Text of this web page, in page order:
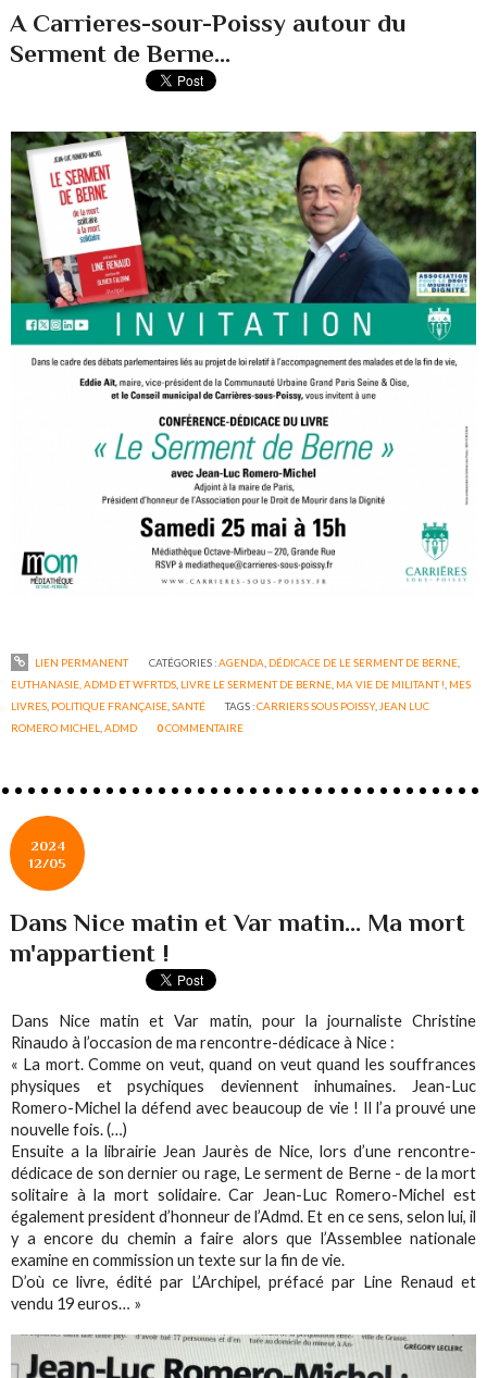
A Carrieres-sour-Poissy autour du
Serment de Berne...
LIEN PERMANENT CATÉGORIES :AGENDA DÉDICACE DE LE SERMENT DE BERNE,
EUTHANASIE, ADMD ET WFRTDS LIVRE LE SERMENT DE BERNE MA VIE DE MILITANT ! MES
LIVRES POLITIQUE FRANÇAISE ,SANTÉ TAGS :CARRIERS SOUS POISSY, JEAN LUC
ROMERO MICHEL ,ADMD 0COMMENTAIRE
2024
12/05
Dans Nice matin et Var matin... Ma mort
m'appartient !
Dans Nice matin et Var matin, pour la journaliste Christine
Rinaudo à l’occasion de ma rencontre-dédicace à Nice :
« La mort. Comme on veut, quand on veut quand les souffrances
physiques et psychiques deviennent inhumaines. Jean-Luc
Romero-Michel la défend avec beaucoup de vie ! Il l’a prouvé une
nouvelle fois. (…)
Ensuite a la librairie Jean Jaurès de Nice, lors d’une rencontre-
dédicace de son dernier ou rage, Le serment de Berne - de la mort
solitaire à la mort solidaire. Car Jean-Luc Romero-Michel est
également president d’honneur de l’Admd. Et en ce sens, selon lui, il
y a encore du chemin a faire alors que l’Assemblee nationale
examine en commission un texte sur la fin de vie.
D’où ce livre, édité par L’Archipel, préfacé par Line Renaud et
vendu 19 euros… »